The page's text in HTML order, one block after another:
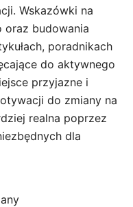
Wskazówki na
oraz budowania
poradnikach
do aktywnego
przyjazne i
do zmiany na
realna poprzez
dla